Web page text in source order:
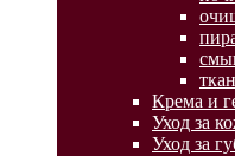
Крема и
Уход за
Уход за